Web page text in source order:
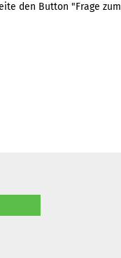
den Button "Frage zum